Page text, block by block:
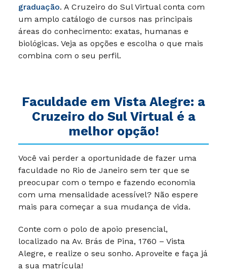
graduação. A Cruzeiro do Sul Virtual conta com
um amplo catálogo de cursos nas principais
áreas do conhecimento: exatas, humanas e
biológicas. Veja as opções e escolha o que mais
combina com o seu perfil.
Faculdade em Vista Alegre: a
Cruzeiro do Sul Virtual é a
melhor opção!
Você vai perder a oportunidade de fazer uma
faculdade no Rio de Janeiro sem ter que se
preocupar com o tempo e fazendo economia
com uma mensalidade acessível? Não espere
mais para começar a sua mudança de vida.
Conte com o polo de apoio presencial,
localizado na Av. Brás de Pina, 1760 – Vista
Alegre, e realize o seu sonho. Aproveite e faça já
a sua matrícula!